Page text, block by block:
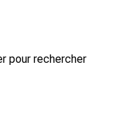
pour rechercher